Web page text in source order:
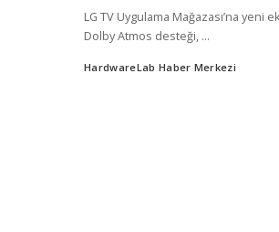
LG TV Uygulama Mağazası’na yeni
Dolby Atmos desteği, ...
Posted
HardwareLab Haber Merkezi